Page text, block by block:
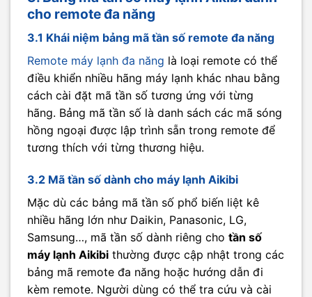
cho remote đa năng
3.1 Khái niệm bảng mã tần số remote đa năng
Remote máy lạnh đa năng là loại remote có thể
điều khiển nhiều hãng máy lạnh khác nhau bằng
cách cài đặt mã tần số tương ứng với từng
hãng. Bảng mã tần số là danh sách các mã sóng
hồng ngoại được lập trình sẵn trong remote để
tương thích với từng thương hiệu.
3.2 Mã tần số dành cho máy lạnh Aikibi
Mặc dù các bảng mã tần số phổ biến liệt kê
nhiều hãng lớn như Daikin, Panasonic, LG,
Samsung…, mã tần số dành riêng cho tần số
máy lạnh Aikibi thường được cập nhật trong các
bảng mã remote đa năng hoặc hướng dẫn đi
kèm remote. Người dùng có thể tra cứu và cài